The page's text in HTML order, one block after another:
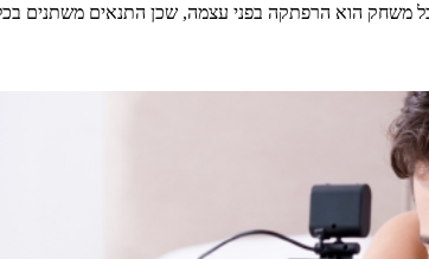
משחק הוא הרפתקה בפני עצמה, שכן התנאים משתנים